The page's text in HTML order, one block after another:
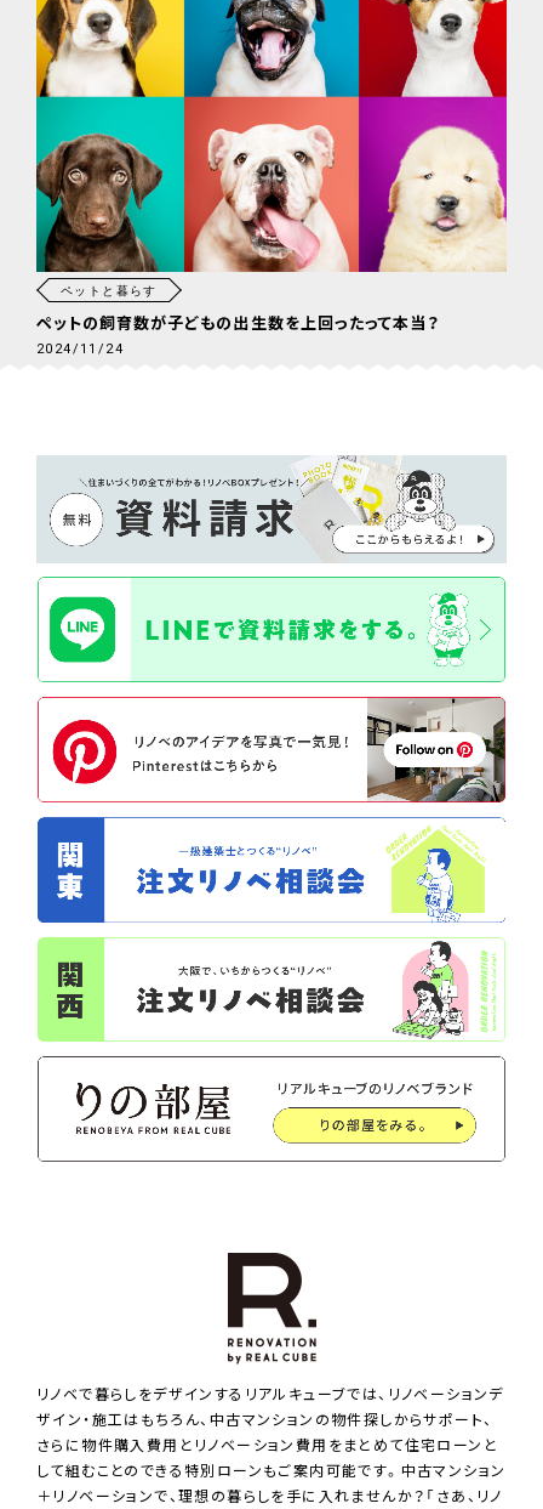
ペットと暮らす
ペットの飼育数が子どもの出生数を上回ったって本当？
2024/11/24
リノベで暮らしをデザインするリアルキューブでは、リノベーションデ
ザイン・施工はもちろん、中古マンションの物件探しからサポート、
さらに物件購入費用とリノベーション費用をまとめて住宅ローンと
して組むことのできる特別ローンもご案内可能です。中古マンション
＋リノベーションで、理想の暮らしを手に入れませんか？「さあ、リノ